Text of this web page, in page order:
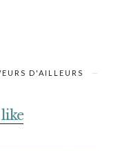
D'AILLEURS